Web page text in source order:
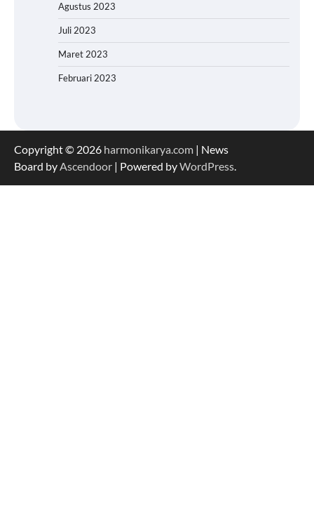
Agustus 2023
Juli 2023
Maret 2023
Februari 2023
Copyright © 2026 harmonikarya.com | News
Board byAscendoor | Powered byWordPress.